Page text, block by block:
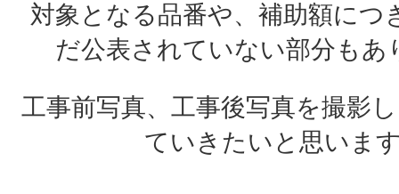
対象となる品番や、補助額につ
だ公表されていない部分もあ
工事前写真、工事後写真を撮影
ていきたいと思いま